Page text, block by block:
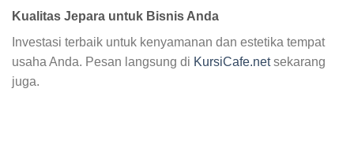
Kualitas Jepara untuk Bisnis Anda
Investasi terbaik untuk kenyamanan dan estetika tempat
usaha Anda. Pesan langsung di KursiCafe.netsekarang
juga.